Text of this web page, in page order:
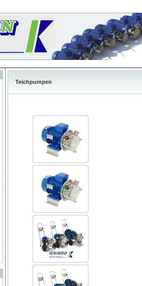
Teichpumpen